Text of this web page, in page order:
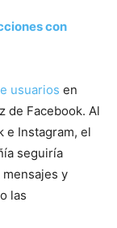
con
usuarios en
de Facebook. Al
e Instagram, el
seguiría
y
las